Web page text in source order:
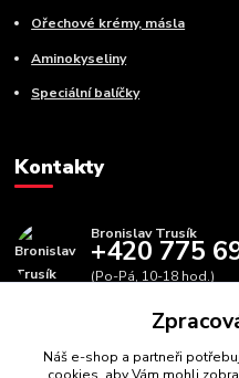
Ořechové krémy, másla
Aminokyseliny
Speciální balíčky
Kontakty
Bronislav Trusík
+420 775
(Po-Pá, 10-18 hod.)
info@bbfitness.cz
Náš e-shop a partneři
cookies, aby Vám mohli